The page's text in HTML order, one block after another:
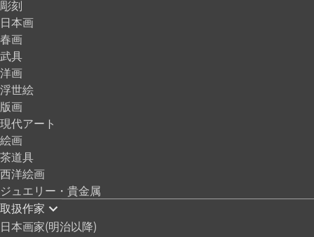
彫刻
日本画
春画
武具
洋画
浮世絵
版画
現代アート
絵画
茶道具
西洋絵画
ジュエリー・貴金属
取扱作家
日本画家(明治以降)